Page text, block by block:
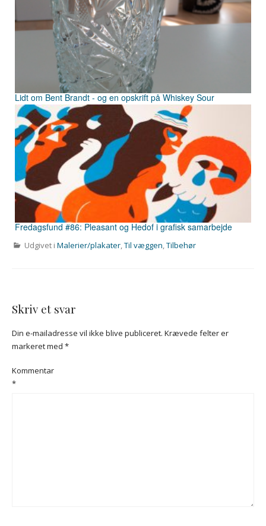
Lidt om Bent Brandt - og en opskrift på Whiskey Sour
Fredagsfund #86: Pleasant og Hedof i grafisk samarbejde
Udgivet i Malerier/plakater,Til væggen,Tilbehør
Skriv et svar
Din e-mailadresse vil ikke blive publiceret. Krævede felter er
markeret med *
Kommentar
*